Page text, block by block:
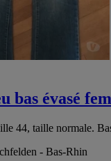
bas évasé
44, taille normale.
- Bas-Rhin